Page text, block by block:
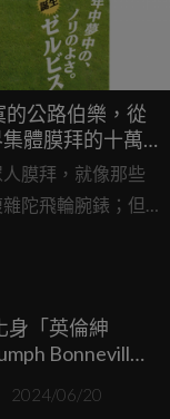
的公路伯樂，從
體膜拜的十萬
膜拜，就像那些
陀飛輪腕錶；但
相樸實、身處泥
環境下精準運
默默在都市叢林
身「英倫紳
Bonneville
紀念版
表
2024/06/20